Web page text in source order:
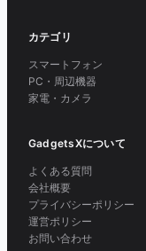
カテゴリ
スマートフォン
PC・周辺機器
家電・カメラ
GadgetsXについて
よくある質問
会社概要
プライバシーポリシー
運営ポリシー
お問い合わせ